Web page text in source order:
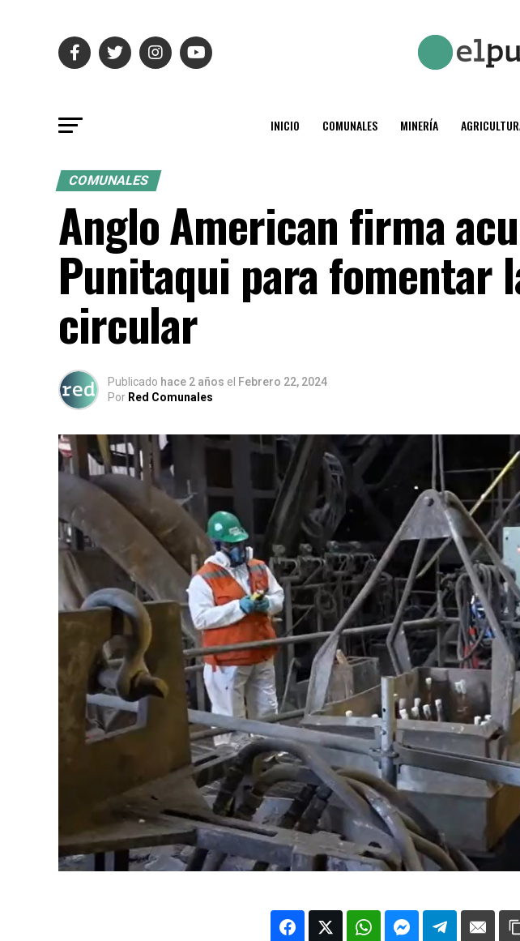
INICIO COMUNALES MINERÍA
COMUNALES
Anglo American firma
Punitaqui para fomentar
circular
Publicado hace 2 años el Febrero 22, 2024
Por Red Comunales